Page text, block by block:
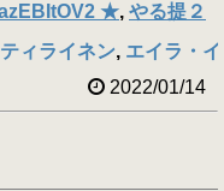
★, やる提２
ィライネン, エイラ・
2022/01/14